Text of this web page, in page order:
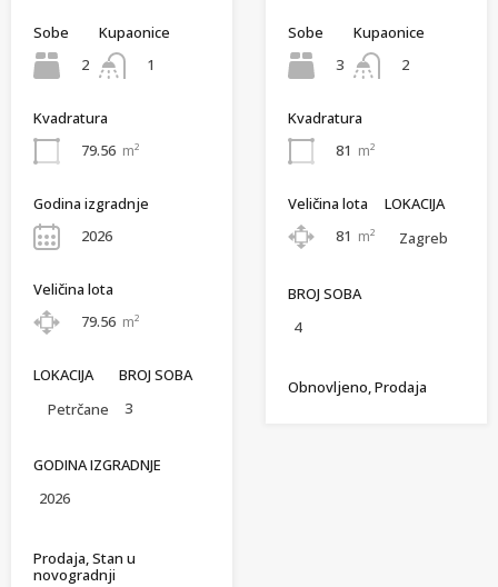
Sobe
2
Kupaonice
1
Kvadratura
79.56 m²
Godina izgradnje
2026
Veličina lota
79.56 m²
LOKACIJA
Petrčane
BROJ SOBA
3
GODINA IZGRADNJE
2026
Prodaja, Stan u
novogradnji
Sobe
3
Kupaonice
2
Kvadratura
81 m²
Veličina lota
81 m²
LOKACIJA
Zagreb
BROJ SOBA
4
Obnovljeno, Prodaja